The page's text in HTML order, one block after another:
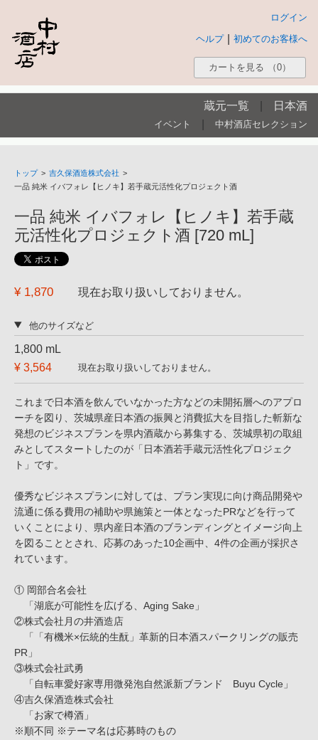
ログイン
初めてのお客様へ
ヘルプ
カートを見る （0）
蔵元一覧 日本酒
イベント 中村酒店セレクション
トップ > 吉久保酒造株式会社 >
一品 純米 イバフォレ【ヒノキ】若手蔵元活性化プロジェクト酒
一品 純米 イバフォレ【ヒノキ】若手蔵
元活性化プロジェクト酒 [720 mL]
¥ 1,870 現在お取り扱いしておりません。
他のサイズなど
1,800 mL
¥ 3,564
現在お取り扱いしておりません。
これまで日本酒を飲んでいなかった方などの未開拓層へのアプロ
ーチを図り、茨城県産日本酒の振興と消費拡大を目指した斬新な
発想のビジネスプランを県内酒蔵から募集する、茨城県初の取組
みとしてスタートしたのが「日本酒若手蔵元活性化プロジェク
ト」です。
優秀なビジネスプランに対しては、プラン実現に向け商品開発や
流通に係る費用の補助や県施策と一体となったPRなどを行って
いくことにより、県内産日本酒のブランディングとイメージ向上
を図ることとされ、応募のあった10企画中、4件の企画が採択さ
れています。
① 岡部合名会社
「湖底が可能性を広げる、Aging Sake」
②株式会社月の井酒造店
「「有機米×伝統的生酛」革新的日本酒スパークリングの販売
PR」
③株式会社武勇
「自転車愛好家専用微発泡自然派新ブランド Buyu Cycle」
④吉久保酒造株式会社
「お家で樽酒」
※順不同 ※テーマ名は応募時のもの